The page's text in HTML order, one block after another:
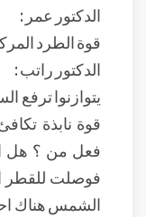
الدكتور عمر :
قوة الطرد
الدكتور راتب :
يتوازنوا ترفع
قوة نابذة
فعل من ؟ هل
فوصلت للقطر
الشمس هناك